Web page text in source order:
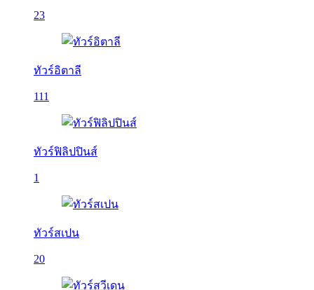
23
ทัวร์อิตาลี
111
ทัวร์ฟิลิปปินส์
1
ทัวร์สเปน
20